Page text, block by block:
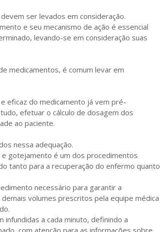
ser levados em consideração.
e seu mecanismo de ação é essencial
levando-se em consideração suas
medicamentos, é comum levar em
eficaz do medicamento já vem pré-
efetuar o cálculo de dosagem dos
ao paciente.
nessa adequação.
e gotejamento é um dos procedimentos
tanto para a recuperação do enfermo quanto
necessário para garantir a
volumes prescritos pela equipe médica
a cada minuto, definindo a
com atenção para as informações sobre